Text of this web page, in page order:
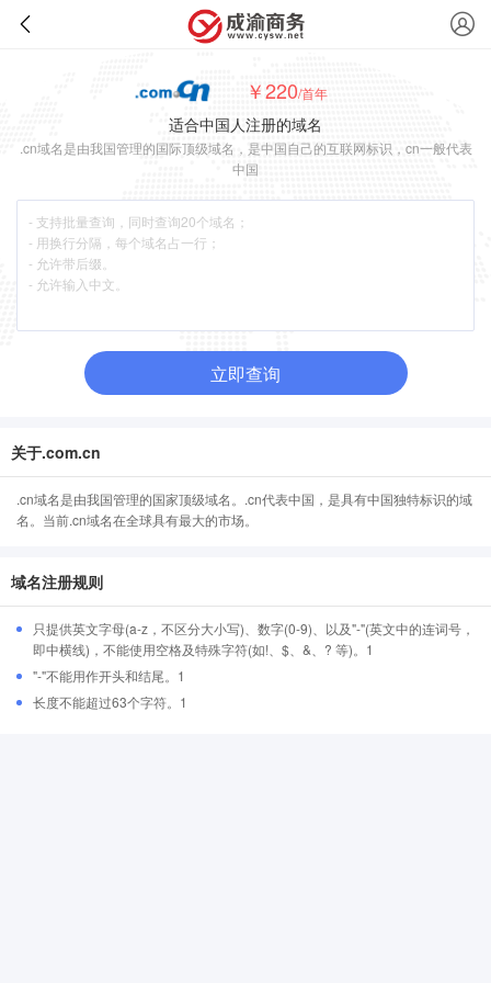
￥220/首年
适合中国人注册的域名
.cn域名是由我国管理的国际顶级域名，是中国自己的互联网标识，cn一般代表
中国
立即查询
关于.com.cn
.cn域名是由我国管理的国家顶级域名。.cn代表中国，是具有中国独特标识的域
名。当前.cn域名在全球具有最大的市场。
域名注册规则
只提供英文字母(a-z，不区分大小写)、数字(0-9)、以及"-"(英文中的连词号，
即中横线)，不能使用空格及特殊字符(如!、$、&、? 等)。1
"-"不能用作开头和结尾。1
长度不能超过63个字符。1